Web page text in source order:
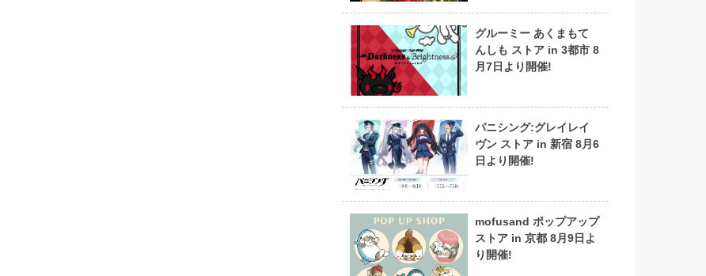
グルーミー あくまもて
んしも ストア in 3都市 8
月7日より開催!
パニシング:グレイレイ
ヴン ストア in 新宿 8月6
日より開催!
mofusand ポップアップ
ストア in 京都 8月9日よ
り開催!